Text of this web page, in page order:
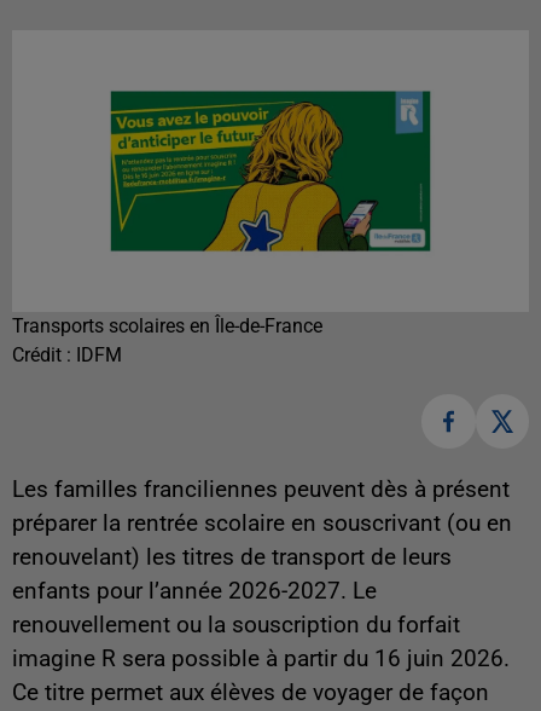
Transports scolaires en Île-de-France
Crédit :
IDFM
Les familles franciliennes peuvent dès à présent
préparer la rentrée scolaire en souscrivant (ou en
renouvelant) les titres de transport de leurs
enfants pour l’année 2026-2027. Le
renouvellement ou la souscription du forfait
imagine R sera possible à partir du 16 juin 2026.
Ce titre permet aux élèves de voyager de façon